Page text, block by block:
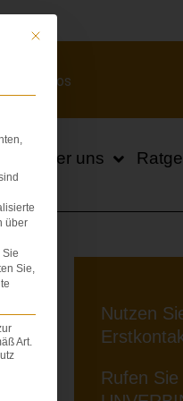
Videos
Über uns
Nutzen
Rufen Sie
Mit diesem Button wird der
über
Sie
Sie,
Art.